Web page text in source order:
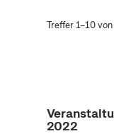
Treffer 1–10
2022